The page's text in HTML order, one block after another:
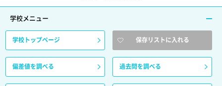
学校メニュー
学校トップページ 保存リストに入れる
偏差値を調べる 過去問を調べる